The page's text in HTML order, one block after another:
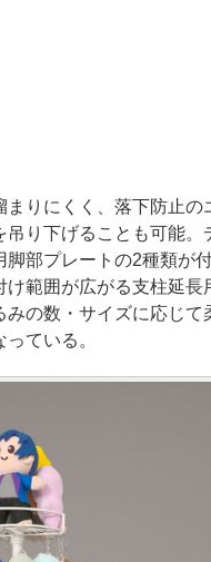
りにくく、落下防止の
吊り下げることも可能。
脚部プレートの2種類が
け範囲が広がる支柱延長
みの数・サイズに応じて
ている。